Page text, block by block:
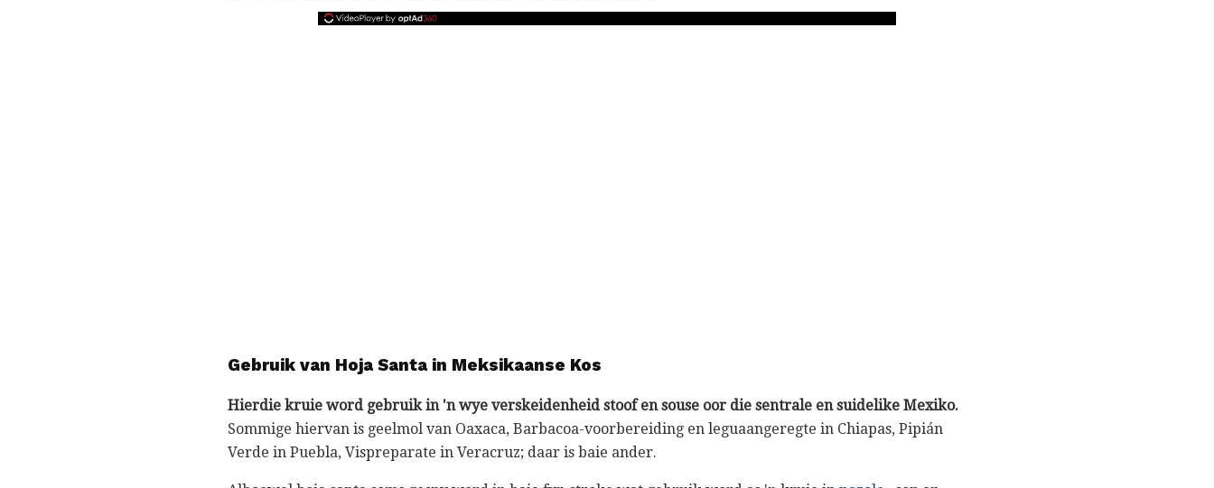
Gebruik van Hoja Santa in Meksikaanse Kos
Hierdie kruie word gebruik in 'n wye verskeidenheid stoof en souse oor die sentrale en suidelike Mexiko.
Sommige hiervan is geelmol van Oaxaca, Barbacoa-voorbereiding en leguaangeregte in Chiapas, Pipián
Verde in Puebla, Vispreparate in Veracruz; daar is baie ander.